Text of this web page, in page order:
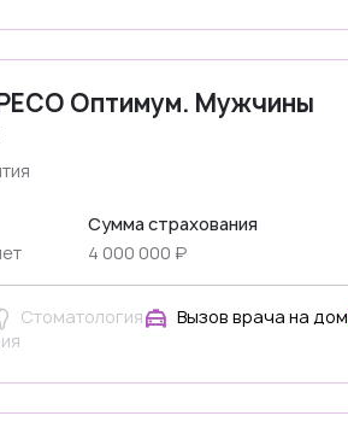
Оптимум. Мужчины
Сумма страхования
4 000 000 ₽
Стоматология Вызов врача на дом